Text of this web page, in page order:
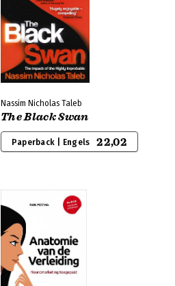
Nassim Nicholas Taleb
The Black Swan
Paperback | Engels 22,02